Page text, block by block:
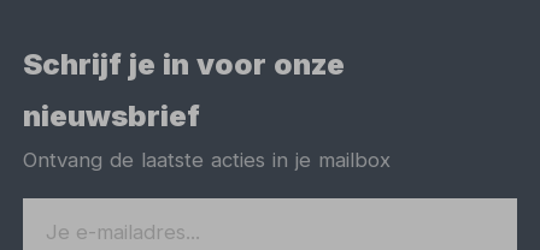
Schrijf je in voor onze
nieuwsbrief
Ontvang de laatste acties in je mailbox